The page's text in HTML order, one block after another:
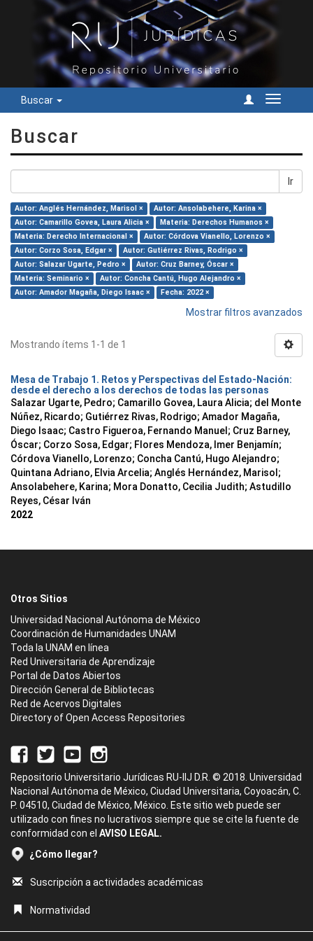
Buscar
Cambiar
Buscar
Ir
Autor: Anglés Hernández, Marisol ×
Autor: Ansolabehere, Karina ×
Autor: Camarillo Govea, Laura Alicia ×
Materia: Derechos Humanos ×
Materia: Derecho Internacional ×
Autor: Córdova Vianello, Lorenzo ×
Autor: Corzo Sosa, Edgar ×
Autor: Gutiérrez Rivas, Rodrigo ×
Autor: Salazar Ugarte, Pedro ×
Autor: Cruz Barney, Óscar ×
Materia: Seminario ×
Autor: Concha Cantú, Hugo Alejandro ×
Autor: Amador Magaña, Diego Isaac ×
Fecha: 2022 ×
Mostrar filtros avanzados
Mostrando ítems 1-1 de 1
Mesa de Trabajo 1. Retos y Perspectivas del Estado-Nación:
desde el derecho a los derechos de todas las personas
Salazar Ugarte, Pedro; Camarillo Govea, Laura Alicia; del Monte
Núñez, Ricardo; Gutiérrez Rivas, Rodrigo; Amador Magaña,
Diego Isaac; Castro Figueroa, Fernando Manuel ; Cruz Barney,
Óscar; Corzo Sosa, Edgar; Flores Mendoza, Imer Benjamín;
Córdova Vianello, Lorenzo; Concha Cantú, Hugo Alejandro;
Quintana Adriano, Elvia Arcelia; Anglés Hernández, Marisol ;
Ansolabehere, Karina; Mora Donatto, Cecilia Judith; Astudillo
Reyes, César Iván
2022
Otros Sitios
Universidad Nacional Autónoma de México
Coordinación de Humanidades UNAM
Toda la UNAM en línea
Red Universitaria de Aprendizaje
Portal de Datos Abiertos
Dirección General de Bibliotecas
Red de Acervos Digitales
Directory of Open Access Repositories
Repositorio Universitario Jurídicas RU-IIJ D.R. © 2018. Universidad
Nacional Autónoma de México, Ciudad Universitaria, Coyoacán, C.
P. 04510, Ciudad de México, México. Este sitio web puede ser
utilizado con fines no lucrativos siempre que se cite la fuente de
conformidad con el AVISO LEGAL.
¿Cómo llegar?
Suscripción a actividades académicas
Normatividad